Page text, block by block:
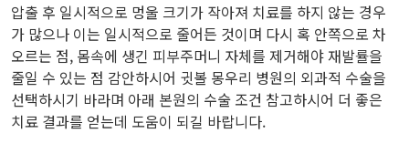
압출 후 일시적으로 멍울 크기가 작아져 치료를 하지 않는 경우
가 많으나 이는 일시적으로 줄어든 것이며 다시 혹 안쪽으로 차
오르는 점, 몸속에 생긴 피부주머니 자체를 제거해야 재발률을
줄일 수 있는 점 감안하시어 귓볼 몽우리 병원의 외과적 수술을
선택하시기 바라며 아래 본원의 수술 조건 참고하시어 더 좋은
치료 결과를 얻는데 도움이 되길 바랍니다.